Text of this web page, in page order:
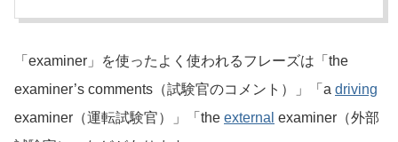
「examiner」を使ったよく使われるフレーズは「the
examiner’s comments（試験官のコメント）」「a driving
examiner（運転試験官）」「the external examiner（外部